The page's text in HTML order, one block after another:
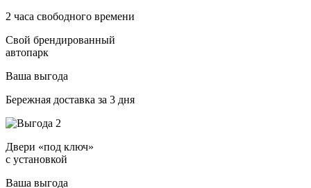
2 часа свободного времени
Свой брендированный
автопарк
Ваша выгода
Бережная доставка за 3 дня
Двери «под ключ»
с установкой
Ваша выгода